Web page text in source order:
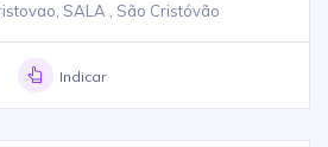
SALA , São Cristóvão
Indicar